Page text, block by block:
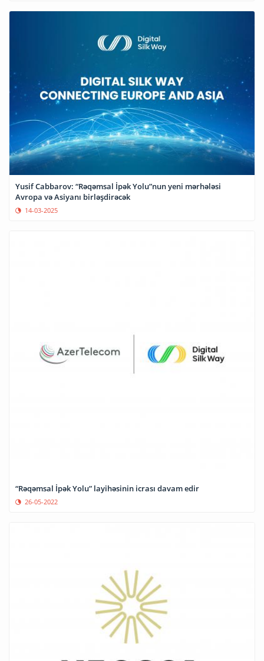
Yusif Cabbarov: “Rəqəmsal İpək Yolu”nun yeni mərhələsi
Avropa və Asiyanı birləşdirəcək
14-03-2025
26-05-2022